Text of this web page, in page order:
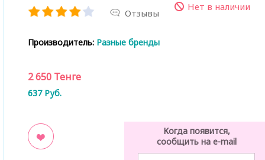
Отзывы
Нет в наличии
Производитель: Разные бренды
2 650 Тенге
637 Руб.
Когда появится,
сообщить на e-mail